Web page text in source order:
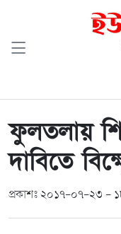
ফুলতলায়
দাবিতে
প্রকাশঃ ২০১৭-০৭-২৩ -